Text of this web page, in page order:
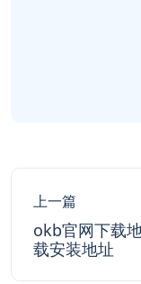
上一篇
okb官网下载
载安装地址